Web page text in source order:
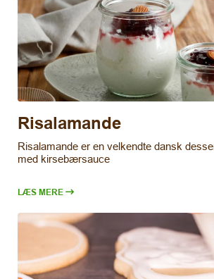
Risalamande
Risalamande er en velkendte dansk
med kirsebærsauce
LÆS MERE